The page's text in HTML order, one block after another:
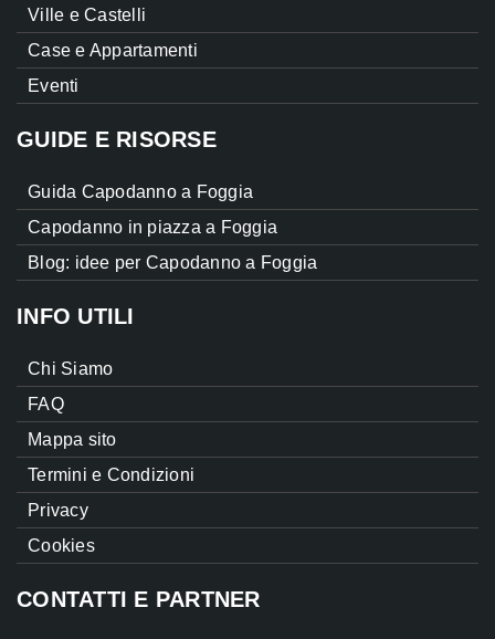
Ville e Castelli
Case e Appartamenti
Eventi
GUIDE E RISORSE
Guida Capodanno a Foggia
Capodanno in piazza a Foggia
Blog: idee per Capodanno a Foggia
INFO UTILI
Chi Siamo
FAQ
Mappa sito
Termini e Condizioni
Privacy
Cookies
CONTATTI E PARTNER